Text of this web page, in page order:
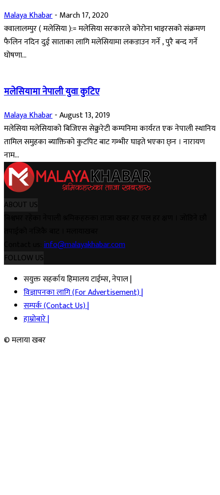
Malaya Khabar- March 17, 2020
क्वालालम्पुर ( मलेसिया ):= मलेसिया सरकारले कोरोना भाइरसको संक्रमण
फैलिन नदिन दुई साताका लागि मलेसियामा लकडाउन गर्ने , पुरै बन्द गर्ने
घोषणा...
मलेसियामा नेपाली युवा कुटिए
Malaya Khabar-August 13, 2019
मलेसिया मलेसियाको बिजिएस सेक्रुरेटी कम्पनिमा कार्यरत एक नेपाली स्थानिय
तामिल समुहका ब्याक्तिको कुटपिट बाट गम्भीर घाइते भएका छ्न । नारायण
नाम...
ABOUT US
info@malayakhabar.com
FOLLOW US
सयुक्त सहर्काय हिमालय टाईम्स, नेपाल |
विज्ञापनका लागि (For Advertisement) |
सम्पर्क (Contact Us) |
हाम्रोबारे |
© मलाया खबर